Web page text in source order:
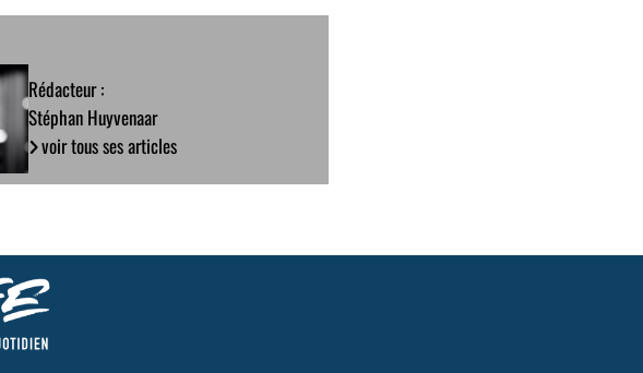
Rédacteur :
Stéphan Huyvenaar
voir tous ses articles